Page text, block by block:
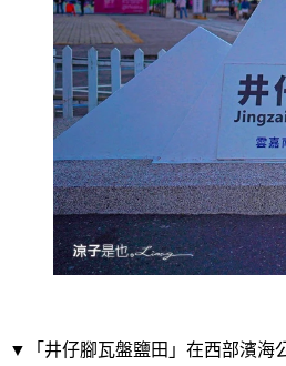
▼「井仔腳瓦盤鹽田」在西部濱海